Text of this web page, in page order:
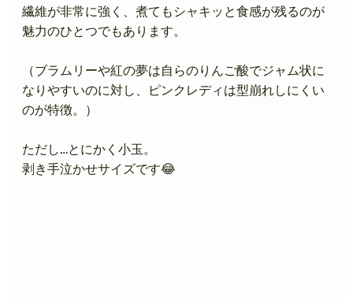
繊維が非常に強く、煮てもシャキッと食感が残るのが
魅力のひとつでもあります。
（ブラムリーや紅の夢は自らのりんご酸でジャム状に
なりやすいのに対し、ピンクレディは型崩れしにくい
のが特徴。）
ただし…とにかく小玉。
剥き手泣かせサイズです😂